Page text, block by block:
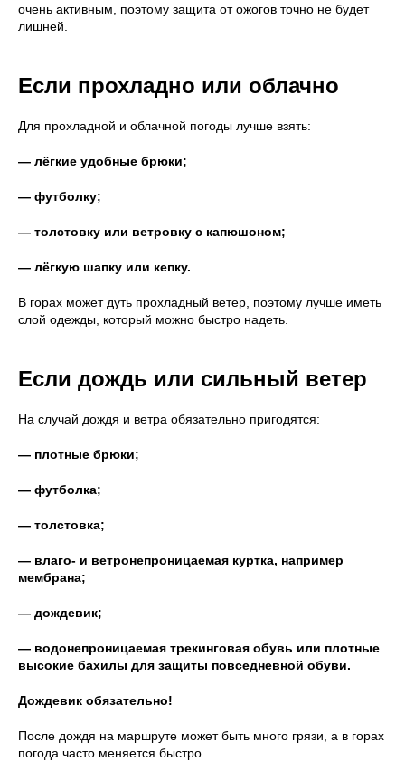
очень активным, поэтому защита от ожогов точно не будет
лишней.
Если прохладно или облачно
Для прохладной и облачной погоды лучше взять:
— лёгкие удобные брюки;
— футболку;
— толстовку или ветровку с капюшоном;
— лёгкую шапку или кепку.
В горах может дуть прохладный ветер, поэтому лучше иметь
слой одежды, который можно быстро надеть.
Если дождь или сильный ветер
На случай дождя и ветра обязательно пригодятся:
— плотные брюки;
— футболка;
— толстовка;
— влаго- и ветронепроницаемая куртка, например
мембрана;
— дождевик;
— водонепроницаемая трекинговая обувь или плотные
высокие бахилы для защиты повседневной обуви.
Дождевик обязательно!
После дождя на маршруте может быть много грязи, а в горах
погода часто меняется быстро.